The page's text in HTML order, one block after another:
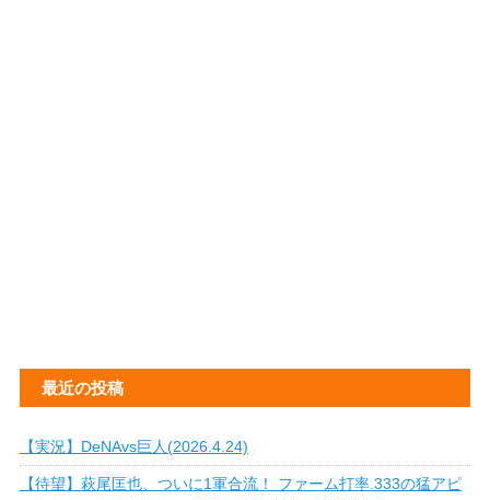
最近の投稿
【実況】DeNAvs巨人(2026.4.24)
【待望】萩尾匡也、ついに1軍合流！ ファーム打率.333の猛アピ